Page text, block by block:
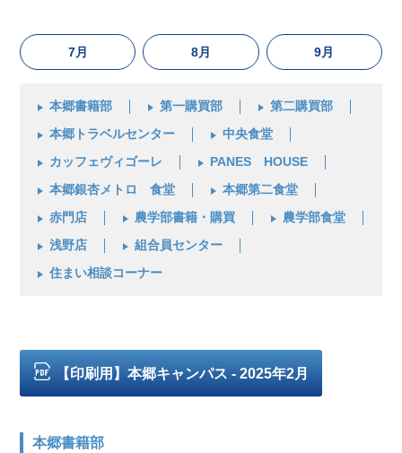
7月 8月 9月
本郷書籍部 第一購買部 第二購買部
本郷トラベルセンター 中央食堂
カッフェヴィゴーレ PANES HOUSE
本郷銀杏メトロ 食堂 本郷第二食堂
赤門店 農学部書籍・購買 農学部食堂
浅野店 組合員センター
住まい相談コーナー
【印刷用】本郷キャンパス - 2025年2月
本郷書籍部